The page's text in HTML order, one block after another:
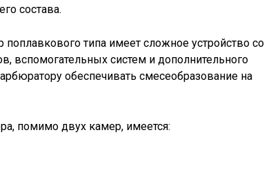
состава.
типа имеет сложное устройство со
вспомогательных систем и дополнительного
обеспечивать смесеобразование на
помимо двух камер, имеется: